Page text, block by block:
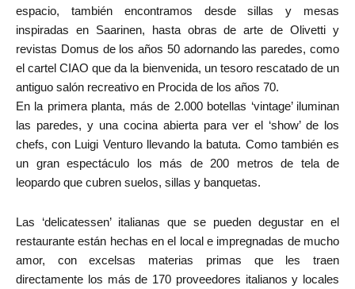
espacio, también encontramos desde sillas y mesas
inspiradas en Saarinen, hasta obras de arte de Olivetti y
revistas Domus de los años 50 adornando las paredes, como
el cartel CIAO que da la bienvenida, un tesoro rescatado de un
antiguo salón recreativo en Procida de los años 70.
En la primera planta, más de 2.000 botellas ‘vintage’ iluminan
las paredes, y una cocina abierta para ver el ‘show’ de los
chefs, con Luigi Venturo llevando la batuta. Como también es
un gran espectáculo los más de 200 metros de tela de
leopardo que cubren suelos, sillas y banquetas.
Las ‘delicatessen’ italianas que se pueden degustar en el
restaurante están hechas en el local e impregnadas de mucho
amor, con excelsas materias primas que les traen
directamente los más de 170 proveedores italianos y locales